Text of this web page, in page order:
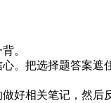
。
。把选择题答案
好相关笔记，然